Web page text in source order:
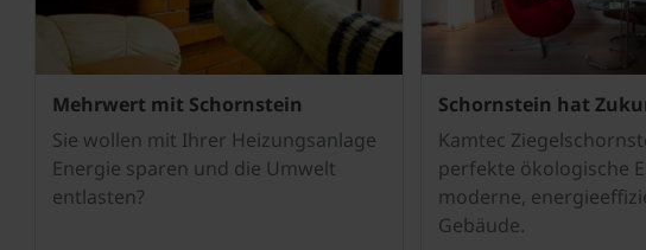
Mehrwert mit Schornstein
Sie wollen mit Ihrer Heizungsanlage
Energie sparen und die Umwelt
entlasten?
Schornstein hat
Kamtec
perfekte ökologische
moderne,
Gebäude.